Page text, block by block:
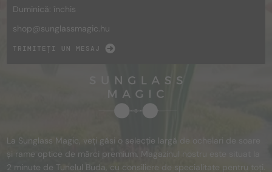
Duminică: închis
shop@sunglassmagic.hu
TRIMITEȚI UN MESAJ
La Sunglass Magic, veți găsi o selecție largă de ochelari de soare
și rame optice de mărci premium. Magazinul nostru este situat la
2 minute de Tunelul Buda, cu consiliere de specialitate pentru toți.